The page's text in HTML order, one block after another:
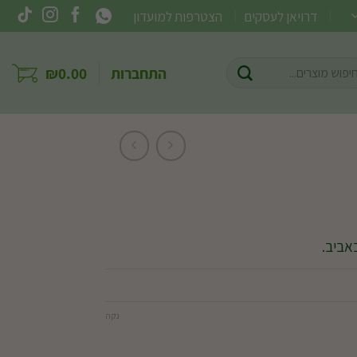
דרויאן לעסקים הצטרפות למועדון
התחברות ₪0.00
נקה